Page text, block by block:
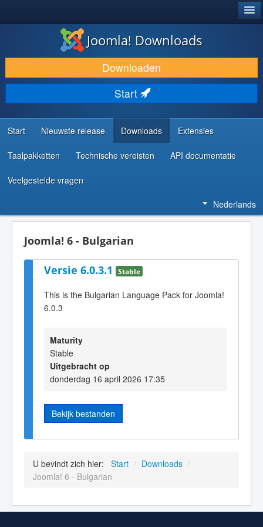
DOWNLOAD & BREID UIT
ONTDEK & LEER
COMMUNITY & ONDERSTEUNING
ONTWIKKELAARSBRONNEN
Joomla! Downloads
Downloaden
Start
Start Nieuwste release Downloads Extensies
Taalpakketten Technische vereisten API documentatie
Veelgestelde vragen
Nederlands
Joomla! 6 - Bulgarian
Versie 6.0.3.1 Stable
This is the Bulgarian Language Pack for Joomla!
6.0.3
Maturity
Stable
Uitgebracht op
donderdag 16 april 2026 17:35
Bekijk bestanden
U bevindt zich hier: Start / Downloads /
Joomla! 6 - Bulgarian